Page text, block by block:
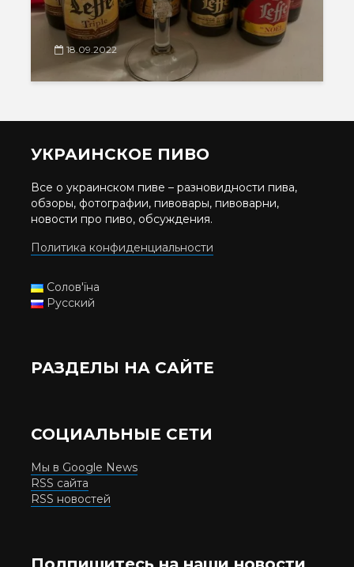
18.09.2022
УКРАИНСКОЕ ПИВО
Все о украинском пиве – разновидности пива,
обзоры, фотографии, пивовары, пивоварни,
новости про пиво, обсуждения.
Политика конфиденциальности
Солов'їна
Русский
РАЗДЕЛЫ НА САЙТЕ
СОЦИАЛЬНЫЕ СЕТИ
Мы в Google News
RSS сайта
RSS новостей